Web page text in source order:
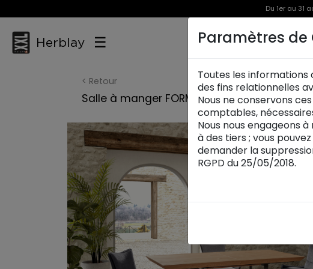
Du 1er au 31
Herblay ☰
< Retour
Salle à manger FORMAA
Paramètres de
Toutes les
des fins relationnelles
Nous ne conservons
comptables,
Nous nous engageons
à des tiers ; vous
demander la
RGPD du 25/05/2018.